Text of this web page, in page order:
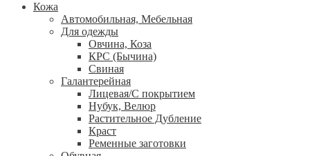
Кожа
Автомобильная, Мебельная
Для одежды
Овчина, Коза
КРС (Бычина)
Свиная
Галантерейная
Лицевая/С покрытием
Нубук, Велюр
Растительное Дубление
Краст
Ременные заготовки